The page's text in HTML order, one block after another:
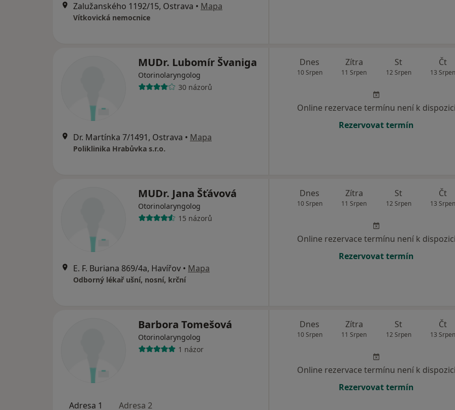
Zalužanského 1192/15, Ostrava • Mapa
Vítkovická nemocnice
MUDr. Lubomír Švaniga
Otorinolaryngolog
30 názorů
Dr. Martínka 7/1491, Ostrava • Mapa
Poliklinika Hrabůvka s.r.o.
Dnes
10 Srpen
Zítra
11 Srpen
St
12 Srpen
Čt
13 Srpen
Online rezervace termínu není k dispozici
Rezervovat termín
MUDr. Jana Šťávová
Otorinolaryngolog
15 názorů
E. F. Buriana 869/4a, Havířov • Mapa
Odborný lékař ušní, nosní, krční
Dnes
10 Srpen
Zítra
11 Srpen
St
12 Srpen
Čt
13 Srpen
Online rezervace termínu není k dispozici
Rezervovat termín
Barbora Tomešová
Otorinolaryngolog
1 názor
Adresa 1 Adresa 2
Dnes
10 Srpen
Zítra
11 Srpen
St
12 Srpen
Čt
13 Srpen
Online rezervace termínu není k dispozici
Rezervovat termín